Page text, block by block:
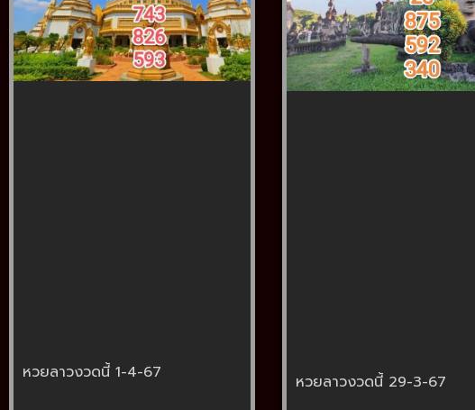
หวยลาวงวดนี้ 1-4-67 หวยลาวงวดนี้ 29-3-67